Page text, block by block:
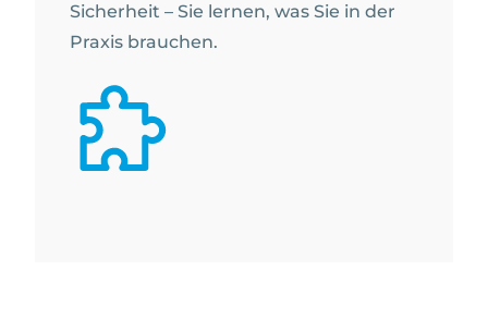
Sicherheit – Sie lernen, was Sie in der
Praxis brauchen.